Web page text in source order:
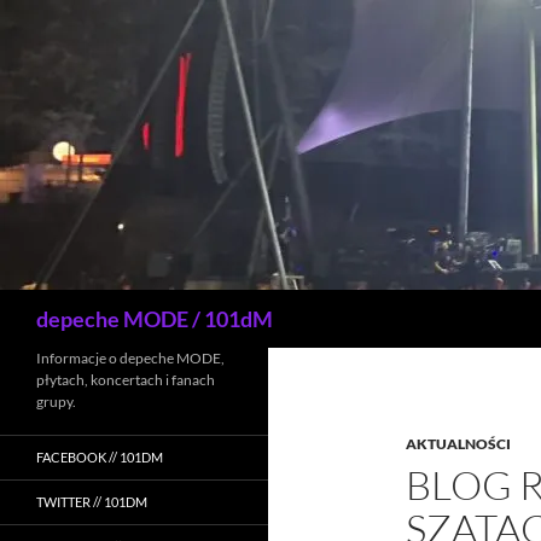
depeche MODE / 101dM
AKTUALNOŚCI
BLOG
Informacje o depeche MODE,
płytach, koncertach i fanach
grupy.
FACEBOOK // 101DM
TWITTER // 101DM